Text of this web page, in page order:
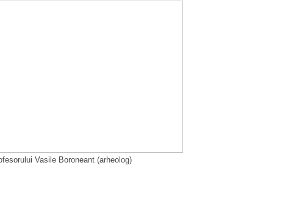
Vasile Boroneant (arheolog)